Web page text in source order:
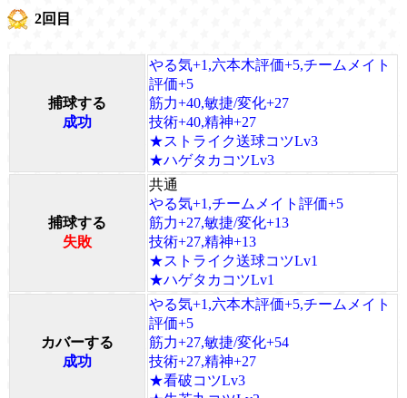
2回目
捕球する
成功
やる気+1,六本木評価+5,チームメイト
評価+5
筋力+40,敏捷/変化+27
技術+40,精神+27
★ストライク送球コツLv3
★ハゲタカコツLv3
捕球する
失敗
共通
やる気+1,チームメイト評価+5
筋力+27,敏捷/変化+13
技術+27,精神+13
★ストライク送球コツLv1
★ハゲタカコツLv1
カバーする
成功
やる気+1,六本木評価+5,チームメイト
評価+5
筋力+27,敏捷/変化+54
技術+27,精神+27
★看破コツLv3